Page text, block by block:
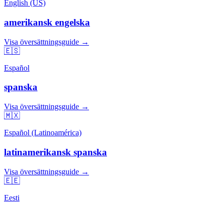
English (US)
amerikansk engelska
Visa översättningsguide →
🇪🇸
Español
spanska
Visa översättningsguide →
🇲🇽
Español (Latinoamérica)
latinamerikansk spanska
Visa översättningsguide →
🇪🇪
Eesti